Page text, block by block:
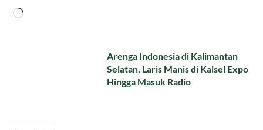
Memuat...
Arenga Indonesia di Kalimantan
Selatan, Laris Manis di Kalsel Expo
Hingga Masuk Radio